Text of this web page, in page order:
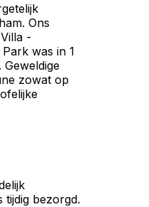
Ons
-
was in 1
zowat op
tijdig bezorgd.